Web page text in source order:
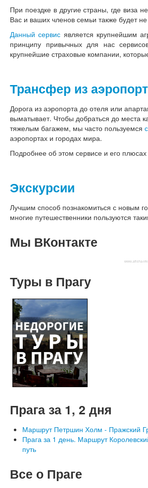
При поездке в другие страны, где виза
Вас и ваших членов семьи также будет
Данный сервис является крупнейшим
принципу привычных для нас
крупнейшие страховые компании,
Трансфер из
Дорога из аэропорта до отеля или
выматывает. Чтобы добраться до места
тяжелым багажем, мы часто пользуемся
аэропортах и городах мира.
Подробнее об этом сервисе и его плюсах
Экскурсии
Лучшим способ познакомиться с новым
многие путешественники пользуются
Мы ВКонтакте
www.afisha-
Туры в Прагу
Прагаза 1, 2 дня
Маршрут Петршин Холм - Пражский
Прага за 1 день. Маршрут
путь
Все о Праге